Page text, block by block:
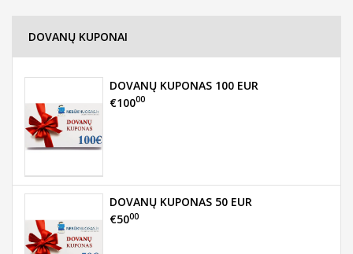
DOVANŲ KUPONAI
DOVANŲ KUPONAS 100 EUR
€10000
DOVANŲ KUPONAS 50 EUR
€5000